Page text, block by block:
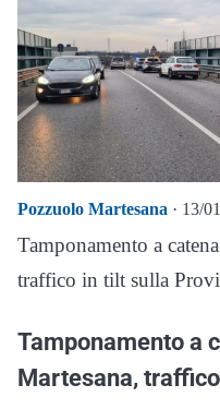
Pozzuolo Martesana · 13/
Tamponamento a
traffico in tilt sulla
Tamponamento a
Martesana,